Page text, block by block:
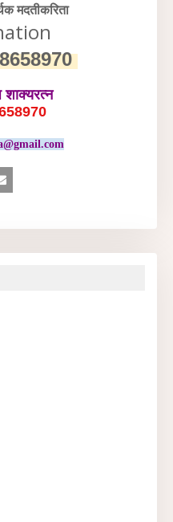
मदतीकरिता
शाक्यरत्न